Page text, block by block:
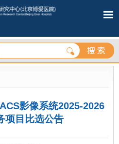
影像系统2025-2026
项目比选公告